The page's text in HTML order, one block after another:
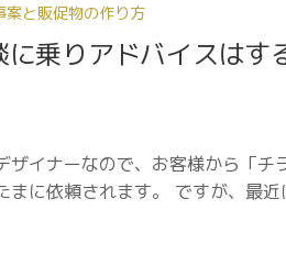
案と販促物の作り方
乗りアドバイスは
ザイナーなので、お客様から「
まに依頼されます。 ですが、最